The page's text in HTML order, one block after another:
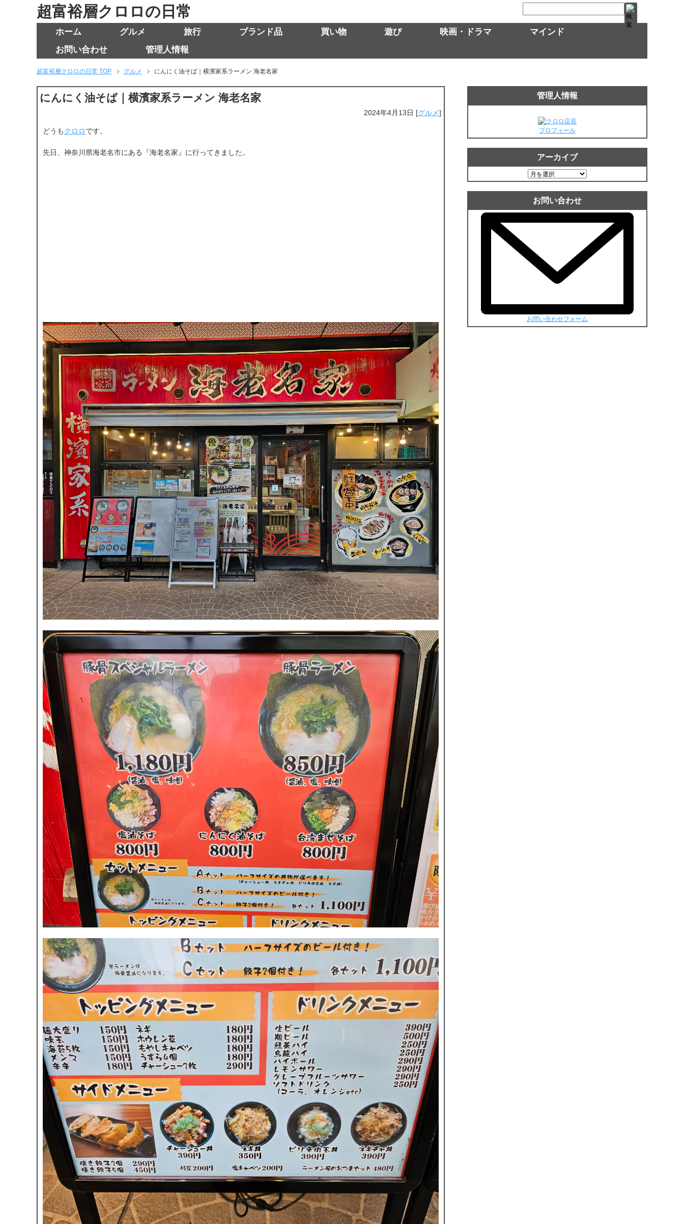
超富裕層クロロの日常
ホーム グルメ 旅行 ブランド品 買い物 遊び 映画・ドラマ
マインド
お問い合わせ
管理人情報
超富裕層クロロの日常 TOP グルメ にんにく油そば｜横濱家系ラーメン 海老名家
にんにく油そば｜横濱家系ラーメン 海老名家
2024年4月13日 [グルメ]
どうもクロロです。
先日、神奈川県海老名市にある『海老名家』に行ってきました。
管理人情報
プロフィール
アーカイブ
ア
ー
カ
ブ
お問い合わせ
お問い合わせフォーム